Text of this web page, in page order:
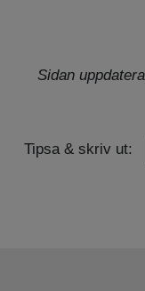
Sidan
Tipsa & skriv ut: